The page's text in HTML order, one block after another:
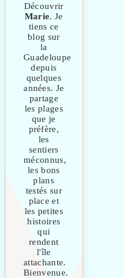
Découvrir
Marie. Je
tiens ce
blog sur
la
Guadeloupe
depuis
quelques
années. Je
partage
les plages
que je
préfère,
les
sentiers
méconnus,
les bons
plans
testés sur
place et
les petites
histoires
qui
rendent
l'île
attachante.
Bienvenue.